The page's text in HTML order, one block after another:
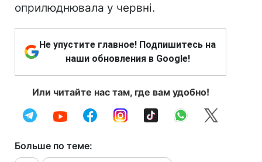
оприлюднювала у червні.
Не упустите главное! Подпишитесь на
наши обновления в Google!
Или читайте нас там, где вам удобно!
Больше по теме: